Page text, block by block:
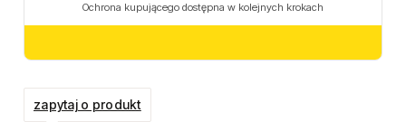
zapytaj o produkt